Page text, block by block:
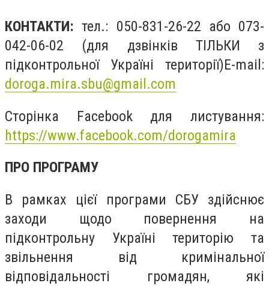
КОНТАКТИ:тел.: 050-831-26-22 або 073-
042-06-02 (для дзвінків ТІЛЬКИ з
підконтрольної Україні території)E-mail:
doroga.mira.sbu@gmail.com
Сторінка Facebook для листування:
https://www.facebook.com/dorogamira
ПРО ПРОГРАМУ
В рамках цієї програми СБУ здійснює
заходи щодо повернення на
підконтрольну Україні територію та
звільнення від кримінальної
відповідальності громадян, які